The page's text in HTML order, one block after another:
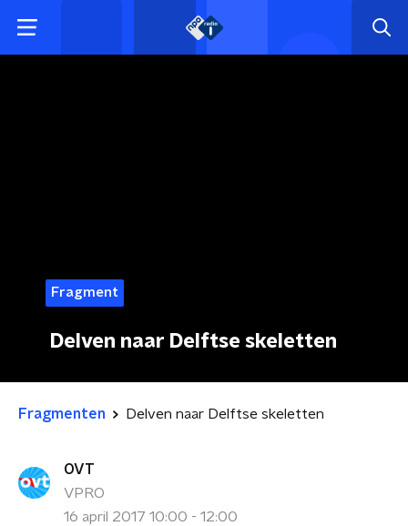
Fragment
Delven naar Delftse skeletten
Fragmenten Delven naar Delftse skeletten
OVT
VPRO
16 april 2017 10:00 - 12:00